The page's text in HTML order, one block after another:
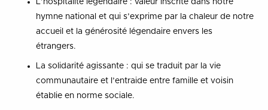
L’hospitalité légendaire : valeur inscrite dans notre
hymne national et qui s’exprime par la chaleur de notre
accueil et la générosité légendaire envers les
étrangers.
La solidarité agissante : qui se traduit par la vie
communautaire et l’entraide entre famille et voisin
établie en norme sociale.